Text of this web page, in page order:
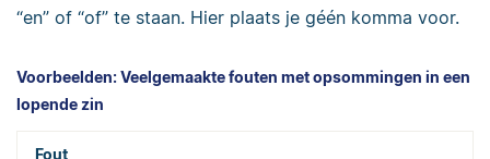
“en” of “of” te staan. Hier plaats je géén komma voor.
Voorbeelden: Veelgemaakte fouten met opsommingen in een
lopende zin